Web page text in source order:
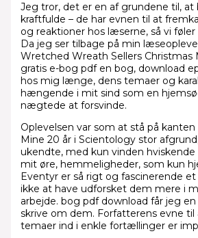
Jeg tror, det er en af grundene til, at
kraftfulde – de har evnen til at
og reaktioner hos læserne, så vi
Da jeg ser tilbage på min
Wretched Wreath Sellers Christmas
gratis e-bog pdf en bog, download
hos mig længe, dens temaer og
hængende i mit sind som en
nægtede at forsvinde.
Oplevelsen var som at stå på
Mine 20 år i Scientology stor
ukendte, med kun vinden
mit øre, hemmeligheder, som kun
Eventyr er så rigt og fascinerende
ikke at have udforsket dem mere i
arbejde. bog pdf download får jeg
skrive om dem. Forfatterens evne til
temaer ind i enkle fortællinger er